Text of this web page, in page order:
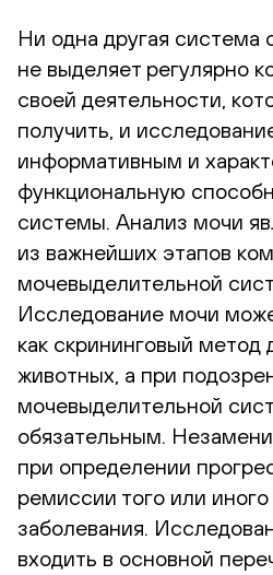
Ни одна другая система
не выделяет регулярно
своей деятельности,
получить, и
информативным и
функциональную
системы. Анализ мочи
из важнейших этапов
мочевыделительной
Исследование мочи
как скрининговый метод
животных, а при
мочевыделительной
обязательным.
при определении
ремиссии того или иного
заболевания.
входить в основной